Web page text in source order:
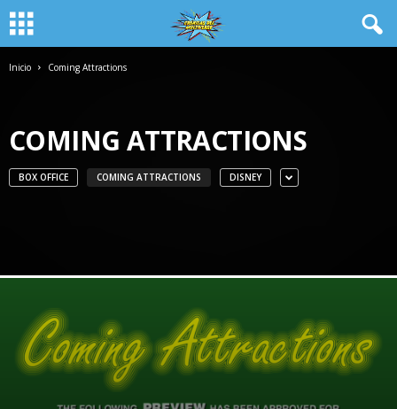
Inicio Coming Attractions
COMING ATTRACTIONS
BOX OFFICE COMING ATTRACTIONS DISNEY